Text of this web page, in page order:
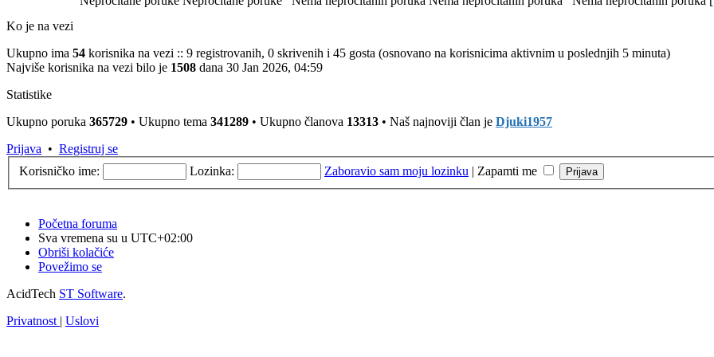
Ko je na vezi
Ukupno ima 54 korisnika na vezi :: 9 registrovanih, 0 skrivenih i 45 gosta (osnovano na korisnicima aktivnim u poslednjih 5 minuta)
Najviše korisnika na vezi bilo je 1508 dana 30 Jan 2026, 04:59
Statistike
Ukupno poruka 365729 • Ukupno tema 341289 • Ukupno članova 13313 • Naš najnoviji član je Djuki1957
Prijava • Registruj se
Korisničko ime:
Lozinka: Zaboravio sam moju lozinku | Zapamti me
Početna foruma
Sva vremena su u UTC+02:00
Obriši kolačiće
Povežimo se
AcidTech ST Software.
Privatnost | Uslovi